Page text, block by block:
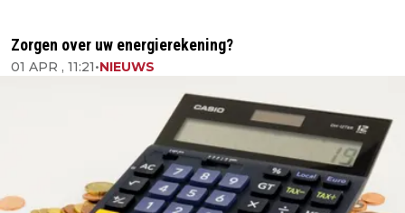
Zorgen over uw energierekening?
01 APR , 11:21•NIEUWS